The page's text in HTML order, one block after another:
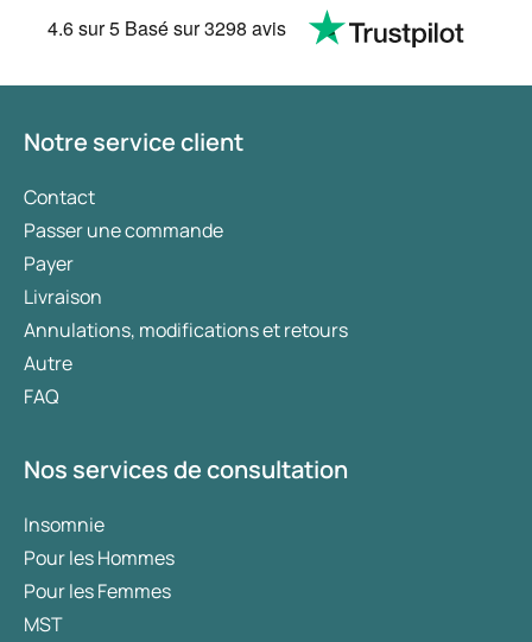
4.6sur 5 Basé sur3298 avis
Notre service client
Contact
Passer une commande
Payer
Livraison
Annulations, modifications et retours
Autre
FAQ
Nos services de consultation
Insomnie
Pour les Hommes
Pour les Femmes
MST